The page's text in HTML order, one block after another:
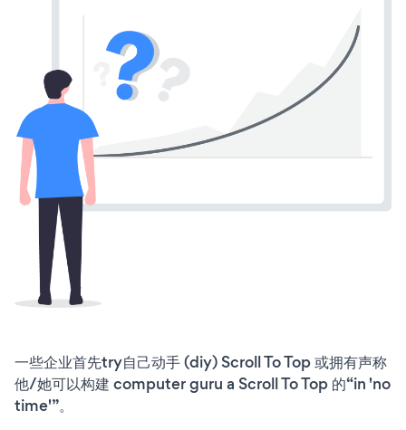
一些企业首先try自己动手 (diy) Scroll To Top 或拥有声称
他/她可以构建 computer guru a Scroll To Top 的“in 'no
time'”。